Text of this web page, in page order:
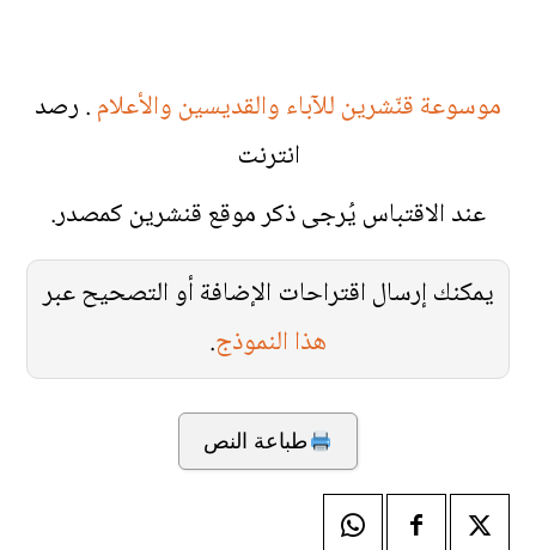
موسوعة قنّشرين للآباء والقديسين والأعلام. رصد
انترنت
عند الاقتباس يُرجى ذكر موقع قنشرين كمصدر.
يمكنك إرسال اقتراحات الإضافة أو التصحيح عبر
هذا النموذج.
طباعة النص